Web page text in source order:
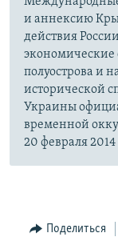
и аннексию
действия
экономические
полуострова и
исторической
Украины
временной
20 февраля 2014
Поделиться